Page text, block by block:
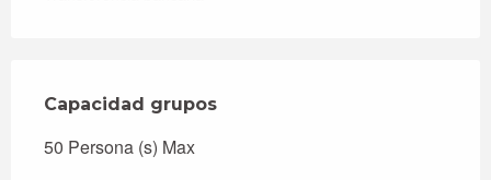
Capacidad grupos
Capacidad grupos
50 Persona (s) Max